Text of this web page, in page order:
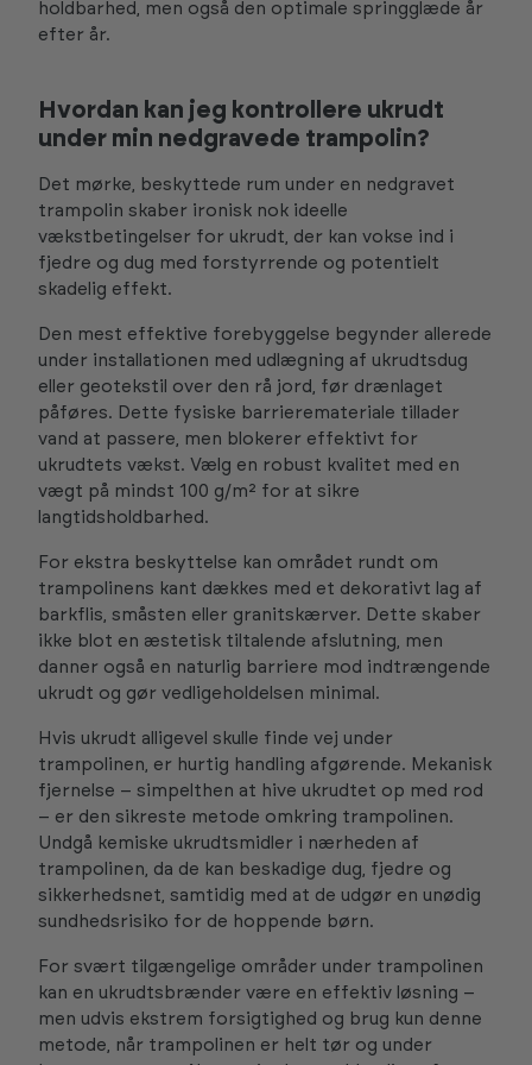
holdbarhed, men også den optimale springglæde år
efter år.
Hvordan kan jeg kontrollere ukrudt
under min nedgravede trampolin?
Det mørke, beskyttede rum under en nedgravet
trampolin skaber ironisk nok ideelle
vækstbetingelser for ukrudt, der kan vokse ind i
fjedre og dug med forstyrrende og potentielt
skadelig effekt.
Den mest effektive forebyggelse begynder allerede
under installationen med udlægning af ukrudtsdug
eller geotekstil over den rå jord, før drænlaget
påføres. Dette fysiske barrieremateriale tillader
vand at passere, men blokerer effektivt for
ukrudtets vækst. Vælg en robust kvalitet med en
vægt på mindst 100 g/m² for at sikre
langtidsholdbarhed.
For ekstra beskyttelse kan området rundt om
trampolinens kant dækkes med et dekorativt lag af
barkflis, småsten eller granitskærver. Dette skaber
ikke blot en æstetisk tiltalende afslutning, men
danner også en naturlig barriere mod indtrængende
ukrudt og gør vedligeholdelsen minimal.
Hvis ukrudt alligevel skulle finde vej under
trampolinen, er hurtig handling afgørende. Mekanisk
fjernelse – simpelthen at hive ukrudtet op med rod
– er den sikreste metode omkring trampolinen.
Undgå kemiske ukrudtsmidler i nærheden af
trampolinen, da de kan beskadige dug, fjedre og
sikkerhedsnet, samtidig med at de udgør en unødig
sundhedsrisiko for de hoppende børn.
For svært tilgængelige områder under trampolinen
kan en ukrudtsbrænder være en effektiv løsning –
men udvis ekstrem forsigtighed og brug kun denne
metode, når trampolinen er helt tør og under